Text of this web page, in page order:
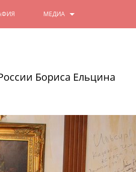
МЕДИА
«Ильгам Шакиров
проходит концерт,
ДАЛЕЕ
Бориса Ельцина